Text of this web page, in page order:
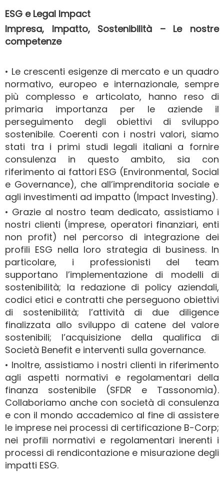
ESG e Legal Impact
Impresa, Impatto, Sostenibilità – Le nostre
competenze
• Le crescenti esigenze di mercato e un quadro
normativo, europeo e internazionale, sempre
più complesso e articolato, hanno reso di
primaria importanza per le aziende il
perseguimento degli obiettivi di sviluppo
sostenibile. Coerenti con i nostri valori, siamo
stati tra i primi studi legali italiani a fornire
consulenza in questo ambito, sia con
riferimento ai fattori ESG (Environmental, Social
e Governance), che all’imprenditoria sociale e
agli investimenti ad impatto (Impact Investing).
• Grazie al nostro team dedicato, assistiamo i
nostri clienti (imprese, operatori finanziari, enti
non profit) nel percorso di integrazione dei
profili ESG nella loro strategia di business. In
particolare, i professionisti del team
supportano l’implementazione di modelli di
sostenibilità; la redazione di policy aziendali,
codici etici e contratti che perseguono obiettivi
di sostenibilità; l’attività di due diligence
finalizzata allo sviluppo di catene del valore
sostenibili; l’acquisizione della qualifica di
Società Benefit e interventi sulla governance.
• Inoltre, assistiamo i nostri clienti in riferimento
agli aspetti normativi e regolamentari della
finanza sostenibile (SFDR e Tassonomia).
Collaboriamo anche con società di consulenza
e con il mondo accademico al fine di assistere
le imprese nei processi di certificazione B-Corp;
nei profili normativi e regolamentari inerenti i
processi di rendicontazione e misurazione degli
impatti ESG.